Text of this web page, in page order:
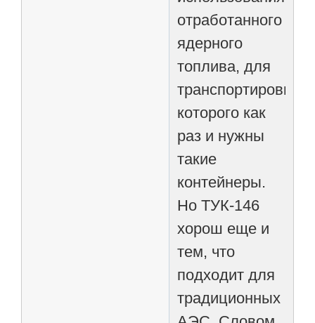
отработанного
ядерного
топлива, для
транспортировки
которого как
раз и нужны
такие
контейнеры.
Но ТУК-146
хорош еще и
тем, что
подходит для
традиционных